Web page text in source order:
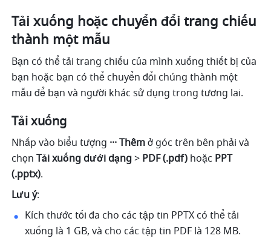
Tải xuống hoặc chuyển đổi trang chiếu
thành một mẫu
Bạn có thể tải trang chiếu của mình xuống thiết bị của
bạn hoặc bạn có thể chuyển đổi chúng thành một
mẫu để bạn và người khác sử dụng trong tương lai.
Tải xuống
Nhấp vào biểu tượng ··· Thêm ở góc trên bên phải và
chọn Tải xuống dưới dạng > PDF (.pdf) hoặc PPT
(.pptx).
Lưu ý:
Kích thước tối đa cho các tập tin PPTX có thể tải
xuống là 1 GB, và cho các tập tin PDF là 128 MB.